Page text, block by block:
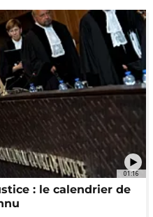
01:16
: le calendrier de